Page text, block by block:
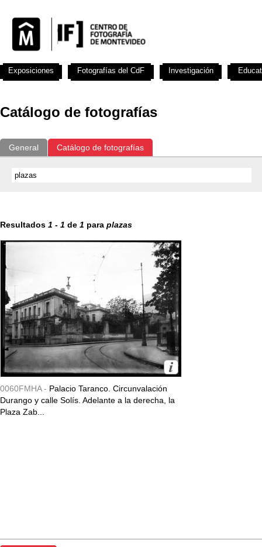
Catálogo de fotografías
General Catálogo de fotografías
Resultados 1 - 1 de 1 para plazas
0060FMHA - Palacio Taranco. Circunvalación
Durango y calle Solís. Adelante a la derecha, la
Plaza Zab...
Exposiciones Fotografías del CdF Investigación